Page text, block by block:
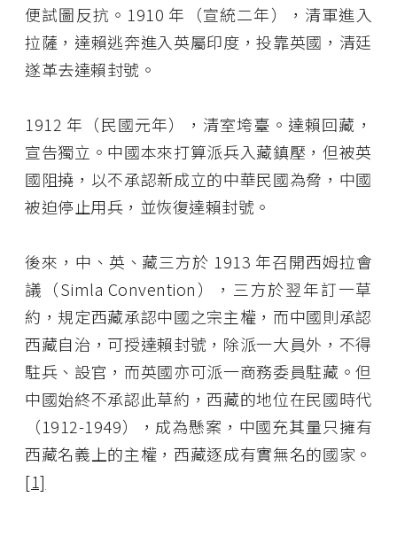
便試圖反抗。1910 年（宣統二年），清軍進入
拉薩，達賴逃奔進入英屬印度，投靠英國，清廷
遂革去達賴封號。
1912 年（民國元年），清室垮臺。達賴回藏，
宣告獨立。中國本來打算派兵入藏鎮壓，但被英
國阻撓，以不承認新成立的中華民國為脅，中國
被迫停止用兵，並恢復達賴封號。
後來，中、英、藏三方於 1913 年召開西姆拉會
議（Simla Convention），三方於翌年訂一草
約，規定西藏承認中國之宗主權，而中國則承認
西藏自治，可授達賴封號，除派一大員外，不得
駐兵、設官，而英國亦可派一商務委員駐藏。但
中國始終不承認此草約，西藏的地位在民國時代
（1912-1949），成為懸案，中國充其量只擁有
西藏名義上的主權，西藏逐成有實無名的國家。
[1]